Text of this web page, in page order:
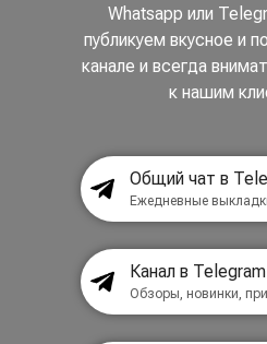
Whatsapp или
публикуем вкусное и
канале и всегда
к нашим
Общий чат в
Ежедневные
Канал в Telegram
Обзоры, новинки,